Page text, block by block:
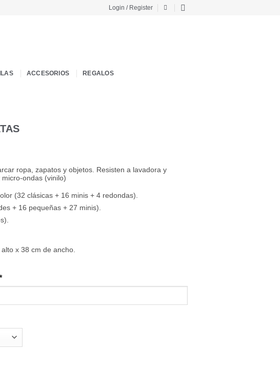
Login / Register
ACCESORIOS REGALOS
ropa, zapatos y objetos. Resisten a lavadora y
ondas (vinilo)
(32 clásicas + 16 minis + 4 redondas).
+ 16 pequeñas + 27 minis).
x 38 cm de ancho.